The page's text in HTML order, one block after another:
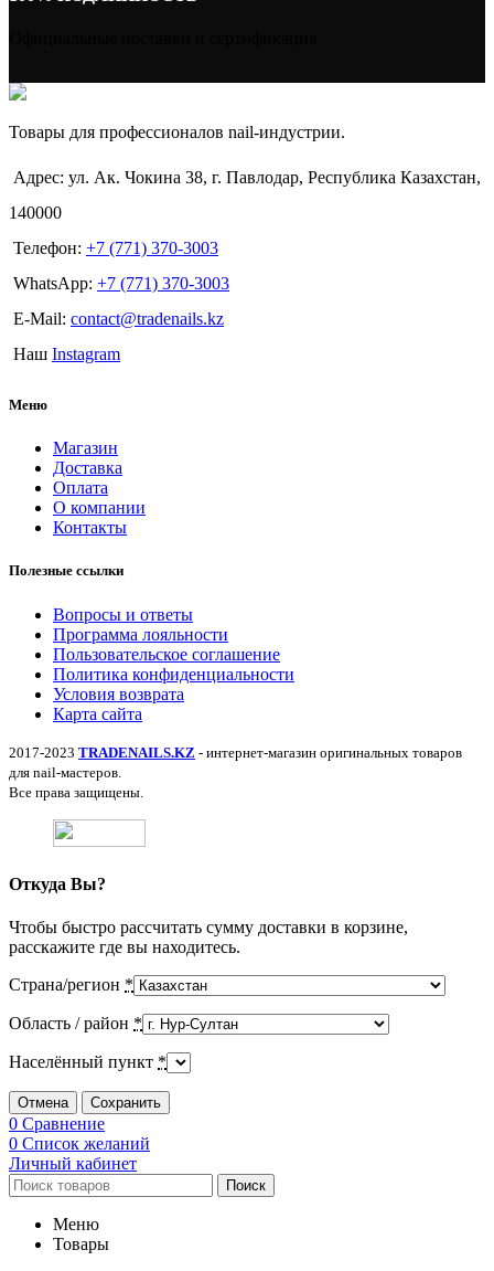
Товары для профессионалов nail-индустрии.
Адрес: ул. Ак. Чокина 38, г. Павлодар, Республика Казахстан,
140000
Телефон: +7 (771) 370-3003
WhatsApp: +7 (771) 370-3003
E-Mail: contact@tradenails.kz
Наш Instagram
Меню
Магазин
Доставка
Оплата
О компании
Контакты
Полезные ссылки
Вопросы и ответы
Программа лояльности
Пользовательское соглашение
Политика конфиденциальности
Условия возврата
Карта сайта
2017-2023 TRADENAILS.KZ - интернет-магазин оригинальных товаров
для nail-мастеров.
Все права защищены.
Откуда Вы?
Чтобы быстро рассчитать сумму доставки в корзине,
расскажите где вы находитесь.
Страна/регион *
Область / район *
Населённый пункт *
Отмена Сохранить
0 Сравнение
0 Список желаний
Личный кабинет
Поиск
Меню
Товары